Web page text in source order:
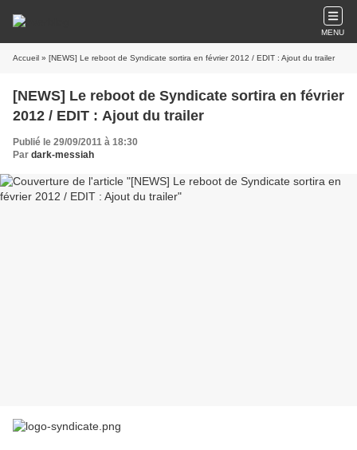
MENU
Accueil » [NEWS] Le reboot de Syndicate sortira en février 2012 / EDIT : Ajout du trailer
[NEWS] Le reboot de Syndicate sortira en février
2012 / EDIT : Ajout du trailer
Publié le 29/09/2011 à 18:30
Par dark-messiah